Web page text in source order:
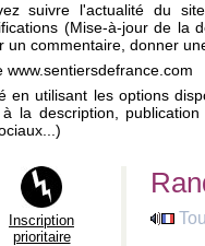
suivre l'actualité du
(Mise-à-jour de la
un commentaire, donner
en utilisant les options
la description,
Inscription
prioritaire